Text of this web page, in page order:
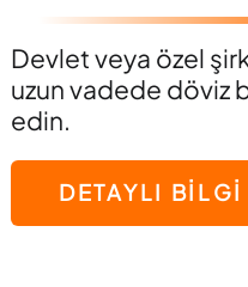
Devlet veya özel
uzun vadede döviz
edin.
DETAYLI BİLGİ